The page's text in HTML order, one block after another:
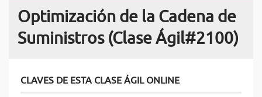
Optimización de la Cadena de
Suministros (Clase Ágil#2100)
CLAVES DE ESTA CLASE ÁGIL ONLINE